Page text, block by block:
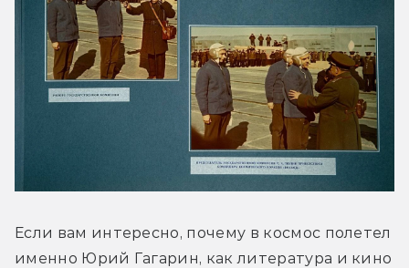
Если вам интересно, почему в космос полетел
именно Юрий Гагарин, как литература и кино